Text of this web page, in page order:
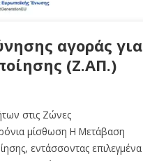
αγοράς για
(Ζ.ΑΠ.)
στις Ζώνες
μίσθωση Η Μετάβαση
εντάσσοντας επιλεγμένα